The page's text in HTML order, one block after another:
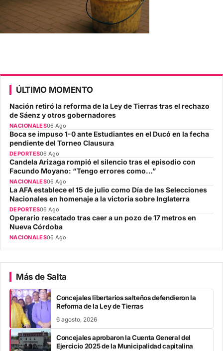
ÚLTIMO MOMENTO
Nación retiró la reforma de la Ley de Tierras tras el rechazo
de Sáenz y otros gobernadores
NACIONALES06 Ago
Boca se impuso 1-0 ante Estudiantes en el Ducó en la fecha
pendiente del Torneo Clausura
DEPORTES06 Ago
Candela Arizaga rompió el silencio tras el episodio con
Facundo Moyano: “Tengo errores como…”
NACIONALES06 Ago
La AFA establece el 15 de julio como Día de las Selecciones
Nacionales en homenaje a la victoria sobre Inglaterra
DEPORTES06 Ago
Operario rescatado tras caer a un pozo de 17 metros en
Nueva Córdoba
NACIONALES06 Ago
Más de Salta
Concejales libertarios salteños defendieron la
Reforma de la Ley de Tierras
6 agosto, 2026
Concejales aprobaron la Cuenta General del
Ejercicio 2025 de la Municipalidad capitalina